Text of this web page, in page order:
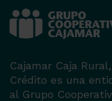
Cajamar Caja
Crédito es una
al Grupo